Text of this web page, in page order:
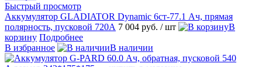
Быстрый просмотр
Аккумулятор GLADIATOR Dynamic 6ст-77.1 Ач, прямая
полярность, пусковой 720А 7 004 руб. / шт
В
корзину Подробнее
В избранное
В наличии